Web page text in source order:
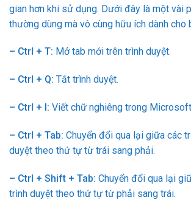
gian hơn khi sử dụng. Dưới đây là một vài
thường dùng mà vô cùng hữu ích dành cho
– Ctrl + T: Mở tab mới trên trình duyệt.
– Ctrl + Q: Tắt trình duyệt.
– Ctrl + I: Viết chữ nghiêng trong
– Ctrl + Tab: Chuyển đổi qua lại giữa các
duyệt theo thứ tự từ trái sang phải.
– Ctrl + Shift + Tab: Chuyển đổi qua lại
trình duyệt theo thứ tự từ phải sang trái.